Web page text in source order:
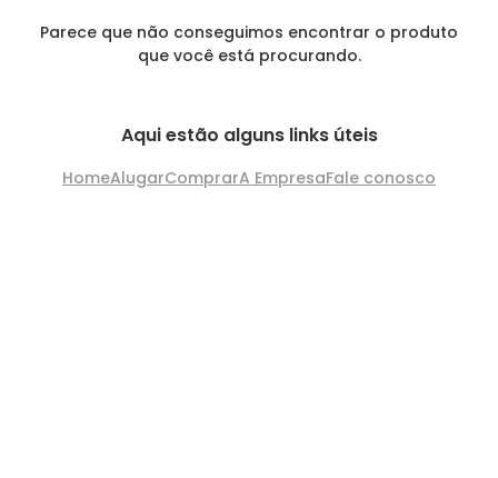
Parece que não conseguimos encontrar o produto
que você está procurando.
Aqui estão alguns links úteis
HomeAlugarComprarA EmpresaFale conosco